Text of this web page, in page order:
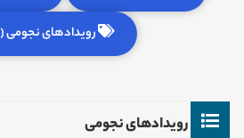
رویدادهای نجومی (255)
رویدادهای نجومی